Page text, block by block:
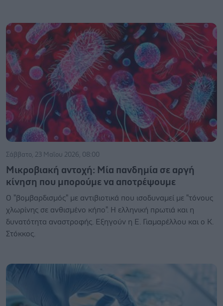
Σάββατο, 23 Μαΐου 2026, 08:00
Μικροβιακή αντοχή: Μία πανδημία σε αργή
κίνηση που μπορούμε να αποτρέψουμε
Ο "βομβαρδισμός" με αντιβιοτικά που ισοδυναμεί με "τόνους
χλωρίνης σε ανθισμένο κήπο". Η ελληνική πρωτιά και η
δυνατότητα αναστροφής. Εξηγούν η Ε. Γιαμαρέλλου και ο Κ.
Στόκκος.